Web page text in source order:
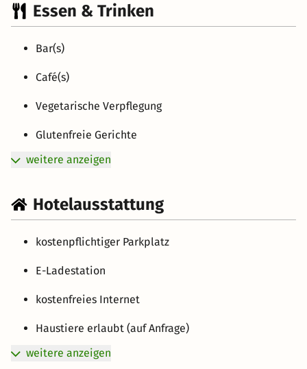
Essen & Trinken
Bar(s)
Café(s)
Vegetarische Verpflegung
Glutenfreie Gerichte
weitere anzeigen
Hotelausstattung
kostenpflichtiger Parkplatz
E-Ladestation
kostenfreies Internet
Haustiere erlaubt (auf Anfrage)
weitere anzeigen